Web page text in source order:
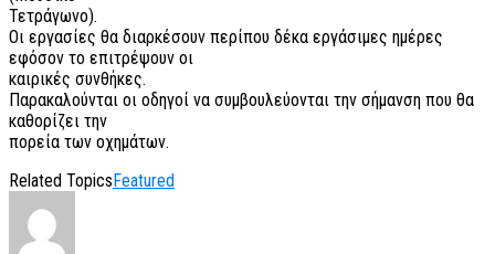
Τετράγωνο).
Οι εργασίες θα διαρκέσουν περίπου δέκα εργάσιμες ημέρες
εφόσον το επιτρέψουν οι
καιρικές συνθήκες.
Παρακαλούνται οι οδηγοί να συμβουλεύονται την σήμανση που θα
καθορίζει την
πορεία των οχημάτων.
Related Topics Featured